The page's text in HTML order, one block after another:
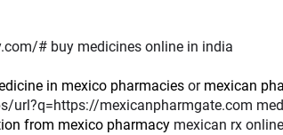
# buy medicines online in india
in mexico pharmacies or mexican
from mexico pharmacy mexican rx